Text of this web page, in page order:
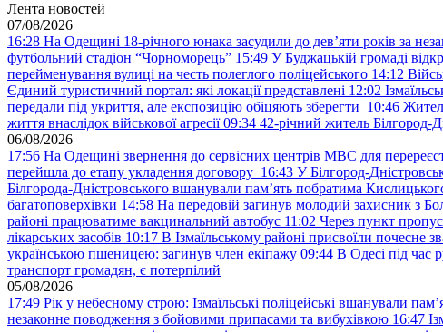
Лента новостей
07/08/2026
16:28 На Одещині 18-річного юнака засудили до дев’яти років за
футбольний стадіон “Чорноморець” 15:49 У Буджацькій громаді
перейменування вулиці на честь полеглого поліцейського 14:12
Єдиний туристичний портал: які локації представлені 12:02
передали під укриття, але експозицію обіцяють зберегти 10:46
життя внаслідок військової агресії 09:34 42-річний житель Білгород-
06/08/2026
17:56 На Одещині звернення до сервісних центрів МВС для
перейшла до етапу укладення договору 16:43 У Білгород-
Білгорода-Дністровського вшанували пам’ять побратима
багатоповерхівки 14:58 На передовій загинув молодий захисник з
районі працюватиме вакцинальний автобус 11:02 Через пункт
лікарських засобів 10:17 В Ізмаїльському районі присвоїли почесне
українською пшеницею: загинув член екіпажу 09:44 В Одесі під час
транспорт громадян, є потерпілий
05/08/2026
17:49 Рік у небесному строю: Ізмаїльські поліцейські вшанували
незаконне поводження з бойовими припасами та вибухівкою 16:47